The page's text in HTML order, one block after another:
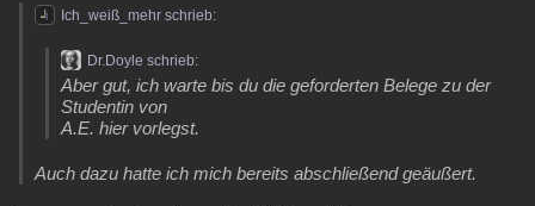
Ich_weiß_mehr schrieb:
Dr.Doyle schrieb:
Aber gut, ich warte bis du die geforderten Belege zu der
Studentin von
A.E. hier vorlegst.
Auch dazu hatte ich mich bereits abschließend geäußert.